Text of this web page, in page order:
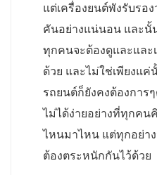
แต่เครื่องยนต์พังรับรอ
คันอย่างแน่นอน และนั้
ทุกคนจะต้องดูและแล
ด้วย และไม่ใช่เพียงแ
รถยนต์ก็ยังคงต้องการ
ไม่ได้ง่ายอย่างที่ทุกคน
ไหนมาไหน แต่ทุกอย่า
ต้องตระหนักกันไว้ด้วย